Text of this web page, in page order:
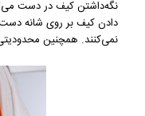
نگه‌داشتن کیف در دست
دادن کیف بر روی شانه
نمی‌کنند. همچنین